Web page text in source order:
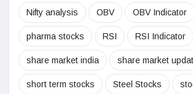
Nifty analysis OBV OBV Indicator
pharma stocks RSI RSI Indicator
share market india share market
short term stocks Steel Stocks